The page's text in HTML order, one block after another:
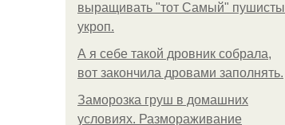
выращивать "тот Самый"
укроп.
А я себе такой дровник собрала,
вот закончила дровами заполнять.
Заморозка груш в домашних
условиях. Размораживание